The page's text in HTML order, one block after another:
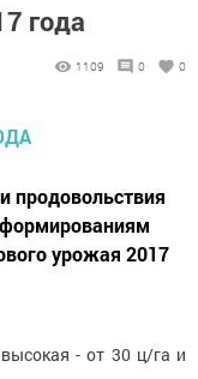
года
1109 0 0
продовольствия
урожая 2017
- от 30 ц/га и